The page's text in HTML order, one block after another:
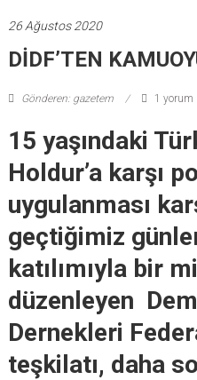
26 Ağustos 2020
DİDF’TEN
Gönderen: gazetem 1 yorum
15 yaşındaki
Holdur’a karşı
uygulanması
geçtiğimiz
katılımıyla bir
düzenleyen
Dernekleri
teşkilatı, daha